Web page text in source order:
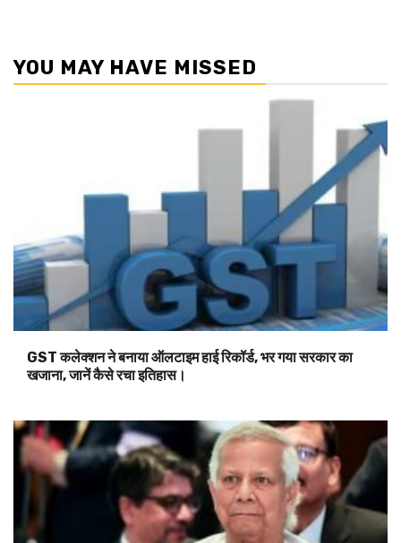
YOU MAY HAVE MISSED
GST कलेक्शन ने बनाया ऑलटाइम हाई रिकॉर्ड, भर गया सरकार का
खजाना, जानें कैसे रचा इतिहास।